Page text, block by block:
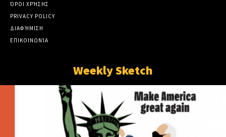
ΌΡΟΙ ΧΡΉΣΗΣ
PRIVACY POLICY
ΔΙΑΦΉΜΙΣΗ
ΕΠΙΚΟΙΝΩΝΊΑ
Weekly Sketch